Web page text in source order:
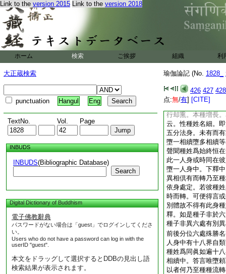
Link to the version 2015 Link to the version 2018
ホーム 検索 ご挨拶 組織 利
大正蔵検索
punctuation Hangul Eng
TextNo. Vol. Page
INBUDS
INBUDS(Bibliographic Database)
Search
Digital Dictionary of Buddhism
電子佛教辭典
パスワードがない場合は「guest」でログインしてくださ
い。
Users who do not have a password can log in with the
userID "guest".
本文をドラッグして選択するとDDBの見出し語
検索結果が表示されます。
瑜伽論記 (No. 1828_
426 427 428
点:無/有] [CITE]
細等者。景云。種
未増。微隱名細。
已與果時。已習成
雖舊種。増長已去
生見道前七方便行
去無漏。習種姓時
漏種子遇縁引發増
習種生起見道已去
種。備云。法爾種
現行所熏長。以未
行却熏。本種増長
云。性種姓名細。
五分法身。未有而
墮一相續墮多相續
聲聞種姓爲始終恒
此一人身或時同在
墮一人身中。下釋
異相倶有而轉乃至
依身處定。若彼種
時而轉。可便得言
別體故不得有此身
釋。如是種子非於
種子非異六處有別
前後分位六處殊勝
人身中有十八界自
種姓爲同眞如遍十
相續中。答言唯墮
以者何乃至種種流